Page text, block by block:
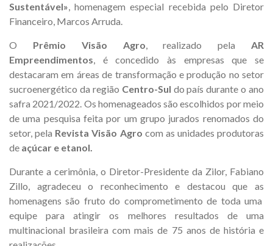
Sustentável», homenagem especial recebida pelo Diretor
Financeiro, Marcos Arruda.
O Prêmio Visão Agro, realizado pelaAR
Empreendimentos, é concedido às empresas que se
destacaram em áreas de transformação e produção no setor
sucroenergético da região Centro-Sul do país durante o ano
safra 2021/2022. Os homenageados são escolhidos por meio
de uma pesquisa feita por um grupo jurados renomados do
setor, pela Revista Visão Agro com as unidades produtoras
de açúcar e etanol.
Durante a cerimônia, o Diretor-Presidente da Zilor, Fabiano
Zillo, agradeceu o reconhecimento e destacou que as
homenagens são fruto do comprometimento de toda uma
equipe para atingir os melhores resultados de uma
multinacional brasileira com mais de 75 anos de história e